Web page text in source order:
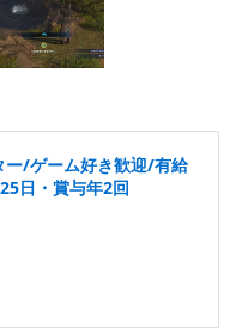
ー/ゲーム好き歓迎/有給
日・賞与年2回